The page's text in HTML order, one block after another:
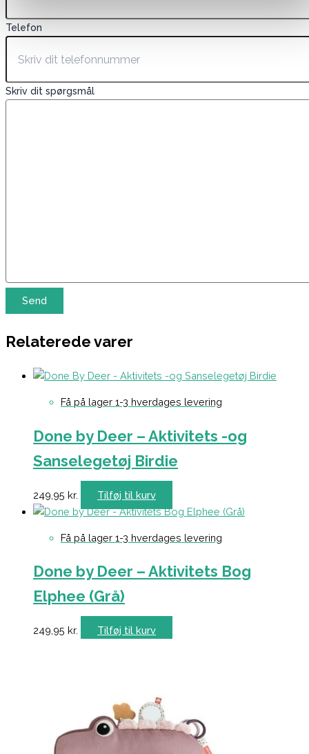
Telefon
Skriv dit spørgsmål
Relaterede varer
Få på lager 1-3 hverdages levering
Done by Deer – Aktivitets -og
Sanselegetøj Birdie
249,95 kr. Tilføj til kurv
Få på lager 1-3 hverdages levering
Done by Deer – Aktivitets Bog
Elphee (Grå)
249,95 kr. Tilføj til kurv